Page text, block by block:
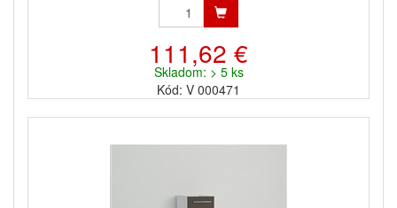
111,62 €
Skladom: > 5 ks
Kód: V 000471